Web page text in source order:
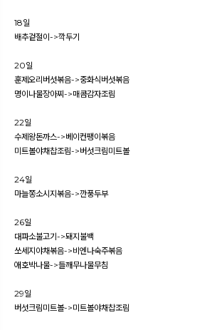
18일
배추겉절이->깍두기
20일
훈제오리버섯볶음->중화식버섯볶음
명이나물장아찌->매콤감자조림
22일
수제왕돈까스->베이컨팽이볶음
미트볼야채찹조림->버섯크림미트볼
24일
마늘쫑소시지볶음->깐풍두부
26일
대파소불고기->돼지불백
쏘세지야채볶음->비엔나숙주볶음
애호박나물->들깨무나물무침
29일
버섯크림미트볼->미트볼야채찹조림